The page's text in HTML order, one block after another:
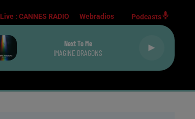
Live :CANNES RADIO Webradios Podcasts
Next To Me
IMAGINE DRAGONS